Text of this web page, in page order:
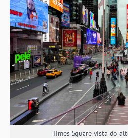
Times Square vista do